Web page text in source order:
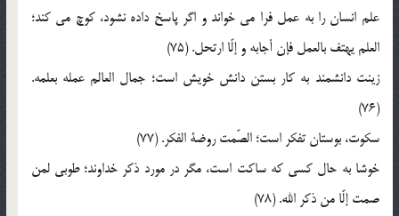
علم انسان را به عمل فرا مي خواند و اگر پاسخ داده نشود، کوچ مي کند؛
العلم يهتف بالعمل فإن أجابه و إلّا ارتحل. (75)
زينت دانشمند به کار بستن دانش خويش است؛ جمال العالم عمله بعلمه.
(76)
سکوت، بوستان تفکر است؛ الصّمت روضة الفکر. (77)
خوشا به حال کسي که ساکت است، مگر در مورد ذکر خداوند؛ طوبي لمن
صمت إلّا من ذکر الله. (78)